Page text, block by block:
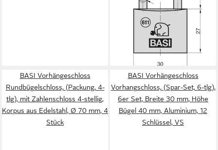
tlg), 6er Set, VS, Bügelschloss
30 mm, Messing, Stahlbügel,
lieferbar - in 2-3 Werktagen bei dir
BASI Vorhängeschloss
Rundbügelschloss, (Packung, 4-
tlg), mit Zahlenschloss 4-stellig,
Korpus aus Edelstahl, Ø 70 mm, 4
Stück
BASI Vorhängeschloss
Vorhangschloss, (Spar-Set, 6-tlg),
6er Set, Breite 30 mm, Höhe
Bügel 40 mm, Aluminium, 12
Schlüssel, VS